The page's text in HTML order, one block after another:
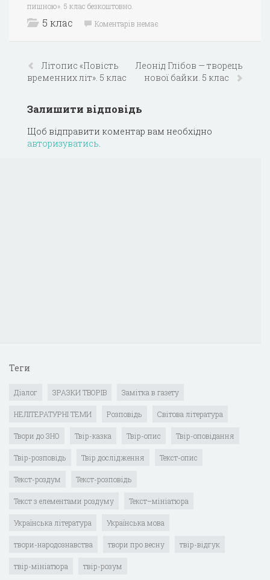
пишною». 5 клас безкоштовно.
5 клас Коментарів немає
Літопис «Повість
временних літ». 5 клас
Леонід Глібов — творець
нової байки. 5 клас
Залишити відповідь
Щоб відправити коментар вам необхідно
авторизуватись.
Теги
Діалог ЗРАЗКИ ТВОРІВ Замітка в газету
НЕЛІТЕРАТУРНІ ТЕМИ Розповідь Світова література
Твори до ЗНО Твір-казка Твір-опис Твір-оповідання
Твір-розповідь Твір дослідження Текст-опис
Текст-роздум Текст-розповідь
Текст з елементами роздуму Текст–мініатюра
Українська література Українська мова
твори-народознавства твори про весну твір-відгук
твір-мініатюра твір-розум